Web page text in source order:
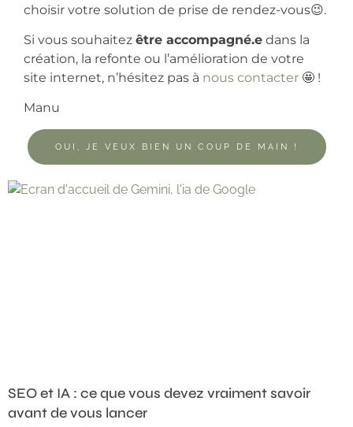
choisir votre solution de prise de rendez-vous😉.
Si vous souhaitez être accompagné.e dans la
création, la refonte ou l’amélioration de votre
site internet, n’hésitez pas à nous contacter 🤩 !
Manu
OUI, JE VEUX BIEN UN COUP DE MAIN !
SEO et IA : ce que vous devez vraiment savoir
avant de vous lancer